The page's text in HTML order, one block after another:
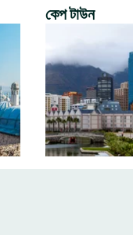
কেপ টাউন